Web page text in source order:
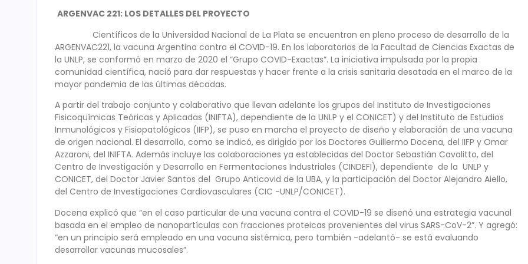
ARGENVAC 221: LOS DETALLES DEL PROYECTO
Científicos de la Universidad Nacional de La Plata se encuentran en pleno proceso de desarrollo de la
ARGENVAC221, la vacuna Argentina contra el COVID-19. En los laboratorios de la Facultad de Ciencias Exactas de
la UNLP, se conformó en marzo de 2020 el “Grupo COVID-Exactas”. La iniciativa impulsada por la propia
comunidad científica, nació para dar respuestas y hacer frente a la crisis sanitaria desatada en el marco de la
mayor pandemia de las últimas décadas.
A partir del trabajo conjunto y colaborativo que llevan adelante los grupos del Instituto de Investigaciones
Fisicoquímicas Teóricas y Aplicadas (INIFTA), dependiente de la UNLP y el CONICET) y del Instituto de Estudios
Inmunológicos y Fisiopatológicos (IIFP), se puso en marcha el proyecto de diseño y elaboración de una vacuna
de origen nacional. El desarrollo, como se indicó, es dirigido por los Doctores Guillermo Docena, del IIFP y Omar
Azzaroni, del INIFTA. Además incluye las colaboraciones ya establecidas del Doctor Sebastián Cavalitto, del
Centro de Investigación y Desarrollo en Fermentaciones Industriales (CINDEFI), dependiente de la UNLP y
CONICET, del Doctor Javier Santos del Grupo Anticovid de la UBA, y la participación del Doctor Alejandro Aiello,
del Centro de Investigaciones Cardiovasculares (CIC -UNLP/CONICET).
Docena explicó que “en el caso particular de una vacuna contra el COVID-19 se diseñó una estrategia vacunal
basada en el empleo de nanopartículas con fracciones proteicas provenientes del virus SARS-CoV-2”. Y agregó:
“en un principio será empleado en una vacuna sistémica, pero también -adelantó- se está evaluando
desarrollar vacunas mucosales”.